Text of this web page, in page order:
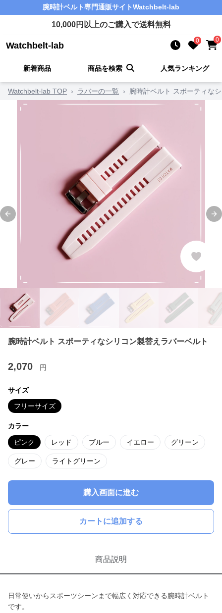
腕時計ベルト専門通販サイトWatchbelt-lab
10,000円以上のご購入で送料無料
Watchbelt-lab 0 0
新着商品 商品を検索 人気ランキング
Watchbelt-lab TOP › ラバーの一覧 › 腕時計ベルト スポーティな
Previous slide
腕時計ベルト スポーティなシリコン製替えラバーベルト
2,070 円
サイズ
フリーサイズ
カラー
ピンク レッド ブルー イエロー グリーン
グレー ライトグリーン
購入画面に進む
カートに追加する
商品説明
日常使いからスポーツシーンまで幅広く対応できる腕時計ベルト
です。